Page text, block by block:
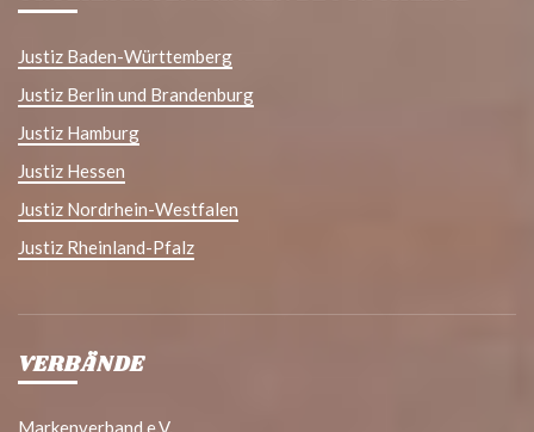
Justiz Baden-Württemberg
Justiz Berlin und Brandenburg
Justiz Hamburg
Justiz Hessen
Justiz Nordrhein-Westfalen
Justiz Rheinland-Pfalz
VERBÄNDE
Markenverband e.V.